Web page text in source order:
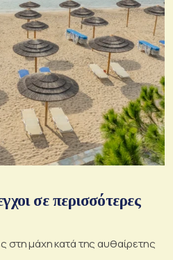
σε περισσότερες
στη μάχη κατά της αυθαίρετης